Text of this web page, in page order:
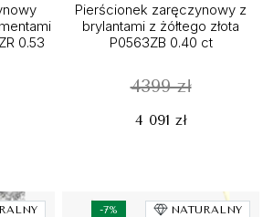
0.53
Pierścionek zaręczynowy z
brylantami z żółtego złota
P0563ZB 0.40 ct
4399 zł
4 091 zł
-7% NATURALNY